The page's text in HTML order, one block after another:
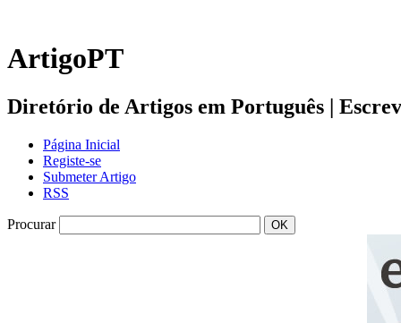
ArtigoPT
Diretório de Artigos em Português |
Página Inicial
Registe-se
Submeter Artigo
RSS
Procurar